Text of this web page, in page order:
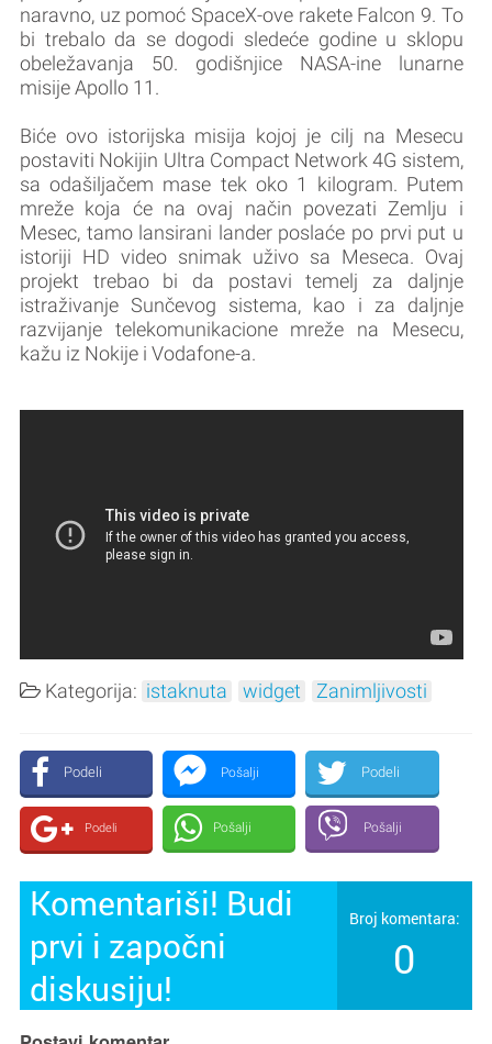
naravno, uz pomoć SpaceX-ove rakete Falcon 9. To
bi trebalo da se dogodi sledeće godine u sklopu
obeležavanja 50. godišnjice NASA-ine lunarne
misije Apollo 11.
Biće ovo istorijska misija kojoj je cilj na Mesecu
postaviti Nokijin Ultra Compact Network 4G sistem,
sa odašiljačem mase tek oko 1 kilogram. Putem
mreže koja će na ovaj način povezati Zemlju i
Mesec, tamo lansirani lander poslaće po prvi put u
istoriji HD video snimak uživo sa Meseca. Ovaj
projekt trebao bi da postavi temelj za daljnje
istraživanje Sunčevog sistema, kao i za daljnje
razvijanje telekomunikacione mreže na Mesecu,
kažu iz Nokije i Vodafone-a.
Kategorija: istaknuta widget Zanimljivosti
Podeli Pošalji Podeli
Podeli Pošalji Pošalji
Komentariši! Budi
prvi i započni
diskusiju!
Broj komentara:
0